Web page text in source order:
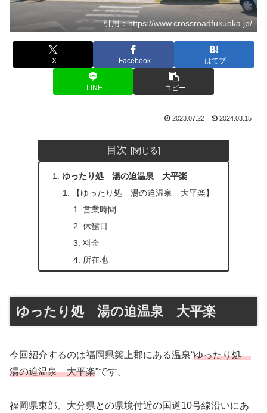
引用：https://www.crossroadfukuoka.jp/
X Facebook はてブ
LINE コピー
2023.07.22 2024.03.15
目次
ゆったり処 湯の迫温泉 大平楽
【ゆったり処 湯の迫温泉 大平楽】
営業時間
休館日
料金
所在地
ゆったり処 湯の迫温泉 大平楽
今回紹介するのは福岡県築上郡にある温泉“ゆったり処
湯の迫温泉 大平楽”です。
福岡県東部、大分県との県境付近の国道10号線沿いにあ